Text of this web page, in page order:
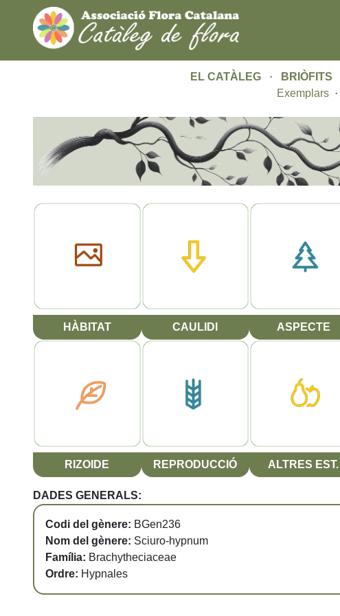
EL CATÀLEG· BRIÒFITS
Exemplars ·
HÀBITAT CAULIDI ASPECTE
RIZOIDE REPRODUCCIÓ ALTRES EST.
DADES GENERALS:
Codi del gènere: BGen236
Nom del gènere: Sciuro-hypnum
Família: Brachytheciaceae
Ordre: Hypnales